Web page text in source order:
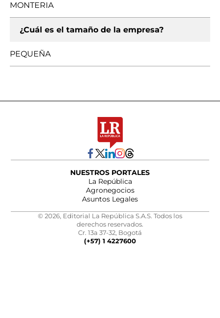
MONTERIA
¿Cuál es el tamaño de la empresa?
PEQUEÑA
NUESTROS PORTALES
La República
Agronegocios
Asuntos Legales
© 2026, Editorial La República S.A.S. Todos los
derechos reservados.
Cr. 13a 37-32, Bogotá
(+57) 1 4227600